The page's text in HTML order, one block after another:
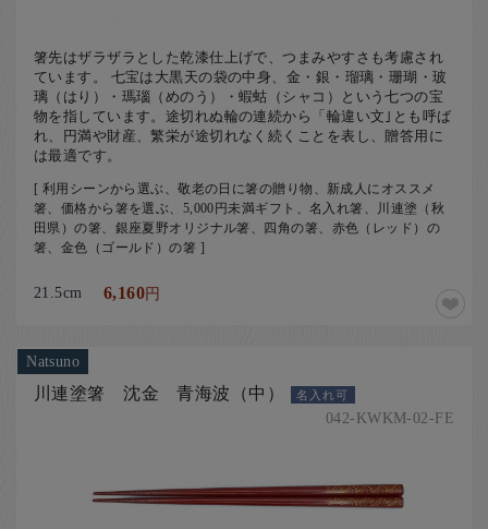
箸先はザラザラとした乾漆仕上げで、つまみやすさも考慮され
ています。 七宝は大黒天の袋の中身、金・銀・瑠璃・珊瑚・玻
璃（はり）・瑪瑙（めのう）・蝦蛄（シャコ）という七つの宝
物を指しています。途切れぬ輪の連続から「輪違い文｣とも呼ば
れ、円満や財産、繁栄が途切れなく続くことを表し、贈答用に
は最適です。
[ 利用シーンから選ぶ、敬老の日に箸の贈り物、新成人にオススメ
箸、価格から箸を選ぶ、5,000円未満ギフト、名入れ箸、川連塗（秋
田県）の箸、銀座夏野オリジナル箸、四角の箸、赤色（レッド）の
箸、金色（ゴールド）の箸 ]
21.5cm 6,160円
Natsuno
川連塗箸 沈金 青海波（中） 名入れ可
042-KWKM-02-FE